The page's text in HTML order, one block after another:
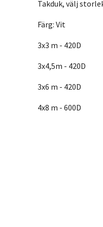
Takduk, välj
Färg: Vit
3x3 m - 420D
3x4,5m - 420D
3x6 m - 420D
4x8 m - 600D